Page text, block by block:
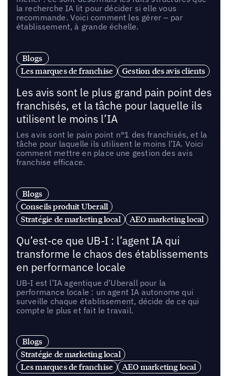
la recherche IA lit pour décider si elle vous
recommande. Voici comment les gérer – par
établissement, à grande échelle.
Blogs
Les marques de franchise
Gestion des avis clients
Les avis sont le plus grand pain point des
franchisés, et la tâche pour laquelle ils
utilisent le moins l’IA
Les avis sont le pain point n°1 des franchisés, et la
tâche pour laquelle ils utilisent le moins l’IA. Voici
comment mettre en place une gestion des avis
franchise efficace.
Blogs
Conseils produit Uberall
Stratégie de marketing local
AEO marketing local
Qu’est-ce que UB-I : l’agent IA qui
transforme le chaos des établissements
en performance locale
UB-I est l’IA agentique d’Uberall pour la
performance locale : un agent IA autonome qui
surveille chaque établissement, décide de ce qui
compte le plus et fait le travail.
Blogs
Stratégie de marketing local
Les marques de franchise
AEO marketing local